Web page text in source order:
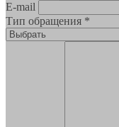
E-mail
Тип обращения *